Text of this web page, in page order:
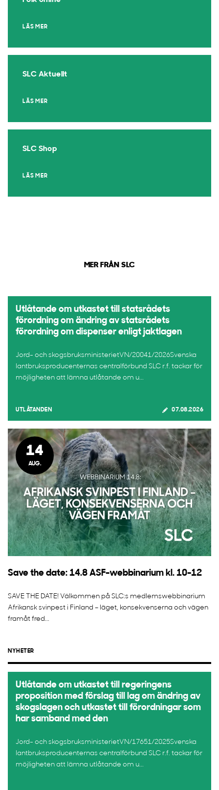
LÄS MER
SLC Aktuellt
LÄS MER
SLC Shop
LÄS MER
MER FRÅN SLC
Utlåtande om utkastet till statsrådets
förordning om ändring av statsrådets
förordning om dispenser enligt jaktlagen
Jord- och skogsbruksministerietVN/20041/2026Svenska
lantbruksproducenternas centralförbund SLC r.f. tackar för
möjligheten att lämna utlåtande om u...
UTLÅTANDEN 07.08.2026
14
AUG.
Save the date: 14.8 ASF-webbinarium kl. 10-12
SAVE THE DATE! Välkommen på SLC:s medlemswebbinarium
Afrikansk svinpest i Finland – läget, konsekvenserna och vägen
framåt fred...
NYHETER
Utlåtande om utkastet till regeringens
proposition med förslag till lag om ändring av
skogslagen och utkastet till förordningar som
har samband med den
Jord- och skogsbruksministerietVN/17651/2025Svenska
lantbruksproducenternas centralförbund SLC r.f. tackar för
möjligheten att lämna utlåtande om u...